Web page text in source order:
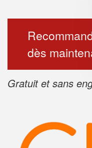
dès
Gratuit et sans
vos